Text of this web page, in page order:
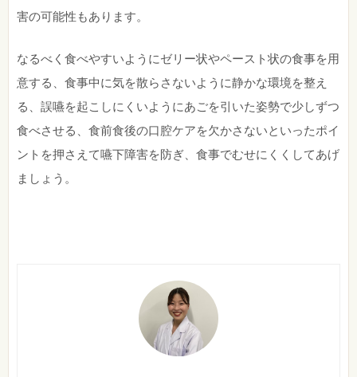
害の可能性もあります。
なるべく食べやすいようにゼリー状やペースト状の食事を用
意する、食事中に気を散らさないように静かな環境を整え
る、誤嚥を起こしにくいようにあごを引いた姿勢で少しずつ
食べさせる、食前食後の口腔ケアを欠かさないといったポイ
ントを押さえて嚥下障害を防ぎ、食事でむせにくくしてあげ
ましょう。